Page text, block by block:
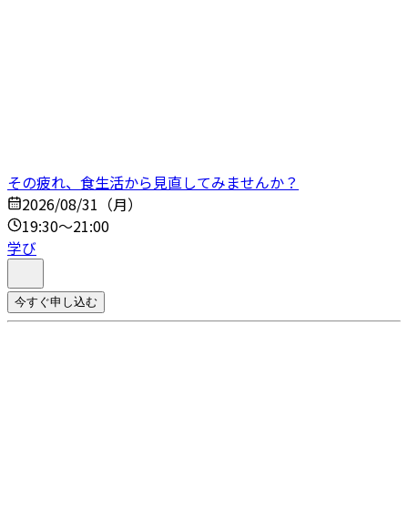
その疲れ、食生活から見直してみませんか？
2026/08/31（月）
19:30～21:00
学び
今すぐ申し込む